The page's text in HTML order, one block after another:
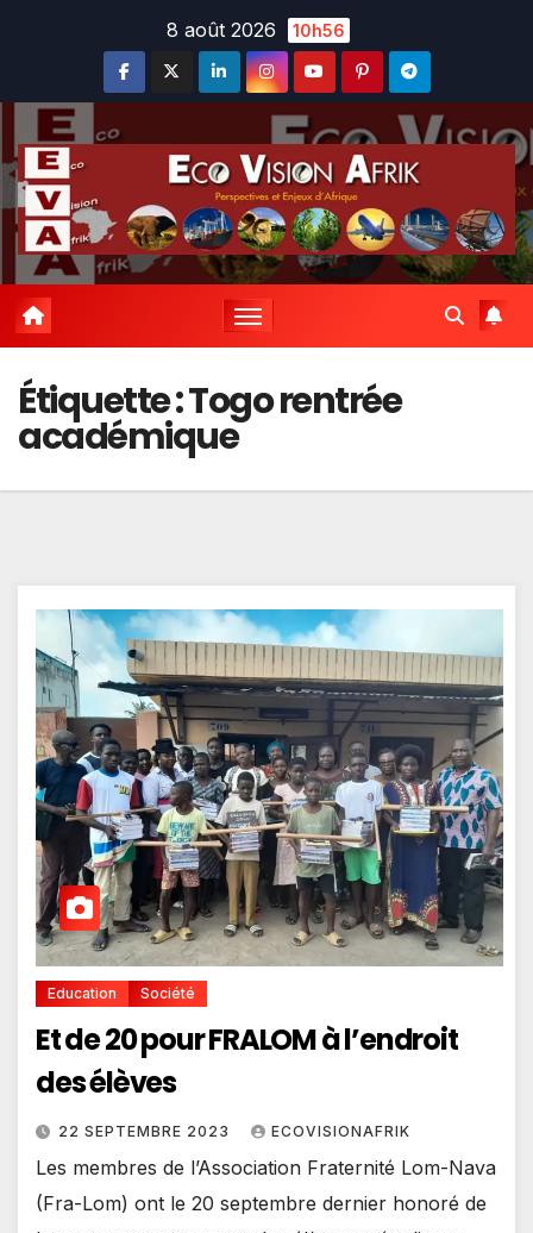
8 août 2026 10h56
Étiquette :Togo rentrée
académique
Education Société
Et de 20 pour FRALOM à l’endroit
des élèves
22 SEPTEMBRE 2023 ECOVISIONAFRIK
Les membres de l’Association Fraternité Lom-Nava
(Fra-Lom) ont le 20 septembre dernier honoré de